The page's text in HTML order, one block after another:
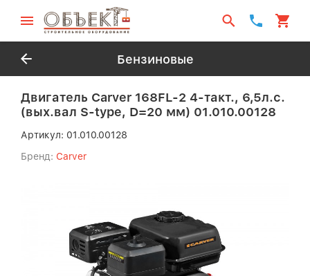
Бензиновые
Двигатель Carver 168FL-2 4-такт., 6,5л.с.
(вых.вал S-type, D=20 мм) 01.010.00128
Артикул: 01.010.00128
Бренд: Carver